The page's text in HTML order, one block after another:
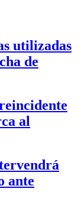
utilizadas
de
al
ante